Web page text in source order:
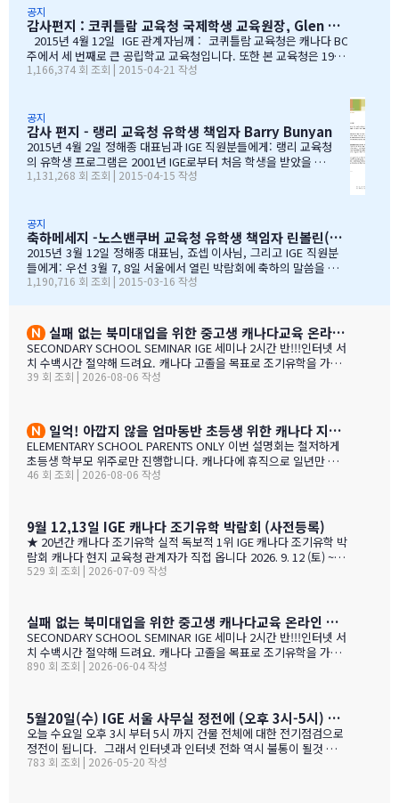
나조카처럼 야단도치시고 때로는 버릇없이 한 행동들에도너
그러이 이해해주신 조셉이사님,아이들의 구멍난 빈 자리를
말없이…
수 있도록 많은 도움을 주었습니다. 특별히 정해종 대표님을 비
롯한 많은 I.G.E의 직원 여러분께서 종합적인 오리엔테이션과
정착서비스, 방과후 프로그램, 홈스테이 프로그램을 비롯한 다
양한 서비스를 제공해 주시는 등 물심양면의 지원을 해주셨습
니다. 이 같은 집중적 학습관리와 준비 프로그램, 그리고 지속
써리로의 유학을 희망하는 국제학생들을 위해 I.G.E와 협력 관
계를 유지해나갈 수 있…
공지
감사편지 : 코퀴틀람 교육청 국제학생 교육원장, Glen Conley
2015년 4월 12일 IGE 관계자님께 : 코퀴틀람 교육청은 캐나다 BC
주에서 세 번째로 큰 공립학교 교육청입니다. 또한 본 교육청은 1999
년부터 ‘국제학생 프로그램’을 제공해왔으며, 현재 캐나다에서 가장
때문에 이루어낼 수 있었던 것이라고 생각합니다. 코퀴틀람 교육청
이 IGE를 통해 국제학생 프로그램을 제공해 온지도 10년이 되어갑니
다. 그리고 이렇게 긴 시간 동안 많은 가족과 학생들이 캐나다에 잘
정착하여 공부할 수 있었던 데에는, 정해종 대표님을 비롯하여 모든 I
GE 직원의 헌신적인 노력이 있었음을 잘 알고 있습니다. 우리는 IGE
1,166,374 회 조회 | 2015-04-21 작성
공지
감사 편지 - 랭리 교육청 유학생 책임자 Barry Bunyan
2015년 4월 2일 정해종 대표님과 IGE 직원분들에게: 랭리 교육청
의 유학생 프로그램은 2001년 IGE로부터 처음 학생을 받았을 때
부터 IGE와 오랜 시간동안 신뢰있는 관계로 좋은 시간을 보내왔습
람회에 참가하길 고대합니다. IGE 직원들은 조직 기술과 정보의
상세함, 그리고 테이블에 앉아 학부모님들과 소통할 때 IGE 통역
사 분들의 친절함과 지지적인 태도는 저에게 지속적으로 깊은 인
상을 줍니다. 랭리는 한국인 가족들이 해외 유학지로 고려할 핵심
유학 지역이 되었습니다. 우리는 서울에 다른 유학원들과도 파트
리의 학교들로 즐겁게 맞이할 수 있었습니다. IGE 직원분들과 함
께 협력하여 일하는 과정을 통해 우리는 한국 사…
1,131,268 회 조회 | 2015-04-15 작성
공지
축하메세지 -노스밴쿠버 교육청 유학생 책임자 린볼린(Lynne Bolen) 편지
2015년 3월 12일 정해종 대표님, 죠셉 이사님, 그리고 IGE 직원분
들에게: 우선 3월 7, 8일 서울에서 열린 박람회에 축하의 말씀을 전
합니다. 이 틀간의 박람회를 개최하는 동안 많은 관심을 보여준 한국
박람회에 참가한 모든 교육청들에게도 이와 같은 좋은 일이 있기를
바랍니다. 과거에 박람회 때마다 통역관을 배치해 주신 것에 대해 감
사 드립니다. 특히 이번 주말 동안 세 명의 훌륭한 통역관과 일할 수
있게 기회를 주셔서 고맙습니다. 세 분 모두 노스밴쿠버에 대해 자세
히 알고 있었으며, 미국이나 캐나다에서 직접 겪은 해외경험들을 나
와 IC…
1,190,716 회 조회 | 2015-03-16 작성
실패 없는 북미대입을 위한 중고생 캐나다교육 온라인 ZOOM 설명회 8월 27일(목)
SECONDARY SCHOOL SEMINAR IGE 세미나 2시간 반!!!인터넷 서
치 수백시간 절약해 드려요. 캐나다 고졸을 목표로 조기유학을 가지
는 않죠. 어떤 경우에도 중요한 것은 대학!!! 20년간 캐나다 조기유학
도 참가 가능합니다. 한국과 캐나다 부모님들의 궁금증과 고민을 같
이 공유할 수 있습니다. …
39 회 조회 | 2026-08-06 작성
일억! 아깝지 않을 엄마동반 초등생 위한 캐나다 지역,학교 선택 설명회 8월25(화)
ELEMENTARY SCHOOL PARENTS ONLY 이번 설명회는 철저하게
초등생 학부모 위주로만 진행합니다. 캐나다에 휴직으로 일년만 가
야 하는 가족, 초등생 영어교육 · 북미체험 · 가족 휴식을 위해 캐나
~ 9시 …
46 회 조회 | 2026-08-06 작성
9월 12,13일 IGE 캐나다 조기유학 박람회 (사전등록)
★ 20년간 캐나다 조기유학 실적 독보적 1위 IGE 캐나다 조기유학 박
람회 캐나다 현지 교육청 관계자가 직접 옵니다 2026. 9. 12 (토) ~ 9.
13 (일) 오전 11시 ~ 오후 5시 · 사전등록 필수 일시 2026년 9월 12
신청서에서 바로 신청하세요 사전등록 혜택 미리 신청하면 이런 혜택
이 있습니다 혜택 1 신청비 전액 면제 학생당 약 CAD $200~300 수
속 신청비 면제 혜택 2 인기 공립학교 우선 배정 …
529 회 조회 | 2026-07-09 작성
실패 없는 북미대입을 위한 중고생 캐나다교육 온라인 ZOOM 설명회 6월 16일(화)
SECONDARY SCHOOL SEMINAR IGE 세미나 2시간 반!!!인터넷 서
치 수백시간 절약해 드려요. 캐나다 고졸을 목표로 조기유학을 가지
는 않죠. 어떤 경우에도 중요한 것은 대학!!! 20년간 캐나다 조기유학
도 참가 가능합니다. 한국과 캐나다 부모님들의 궁금증과 고민을 같
이 공유할 수 있습니다. …
890 회 조회 | 2026-06-04 작성
5월20일(수) IGE 서울 사무실 정전에 (오후 3시-5시) 따른 상담 업무 불가 안내
오늘 수요일 오후 3시 부터 5시 까지 건물 전체에 대한 전기점검으로
정전이 됩니다. 그래서 인터넷과 인터넷 전화 역시 불통이 될것 입니
다. PC로 사용 하는 카카오톡 역시 불통이 될것 입니다. 전화,카카오
783 회 조회 | 2026-05-20 작성